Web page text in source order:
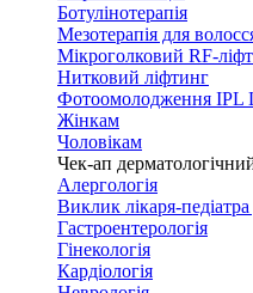
Ботулінотерапія
Мезотерапія для
Мікроголковий RF-
Нитковий ліфтинг
Фотоомолодження IPL
Жінкам
Чоловікам
Чек-ап
Алергологія
Виклик лікаря-
Гастроентерологія
Гінекологія
Кардіологія